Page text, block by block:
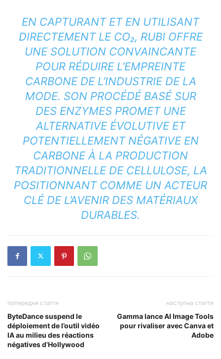
EN CAPTURANT ET EN UTILISANT
DIRECTEMENT LE CO₂, RUBI OFFRE
UNE SOLUTION CONVAINCANTE
POUR RÉDUIRE L’EMPREINTE
CARBONE DE L’INDUSTRIE DE LA
MODE. SON PROCÉDÉ BASÉ SUR
DES ENZYMES PROMET UNE
ALTERNATIVE ÉVOLUTIVE ET
POTENTIELLEMENT NÉGATIVE EN
CARBONE À LA PRODUCTION
TRADITIONNELLE DE CELLULOSE, LA
POSITIONNANT COMME UN ACTEUR
CLÉ DE L’AVENIR DES MATÉRIAUX
DURABLES.
попередня стаття
ByteDance suspend le
déploiement de l’outil vidéo
IA au milieu des réactions
négatives d’Hollywood
наступна стаття
Gamma lance AI Image Tools
pour rivaliser avec Canva et
Adobe